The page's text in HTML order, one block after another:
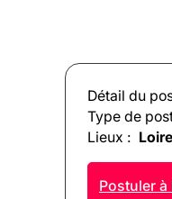
Détail du
Type de
Lieux :
Postuler